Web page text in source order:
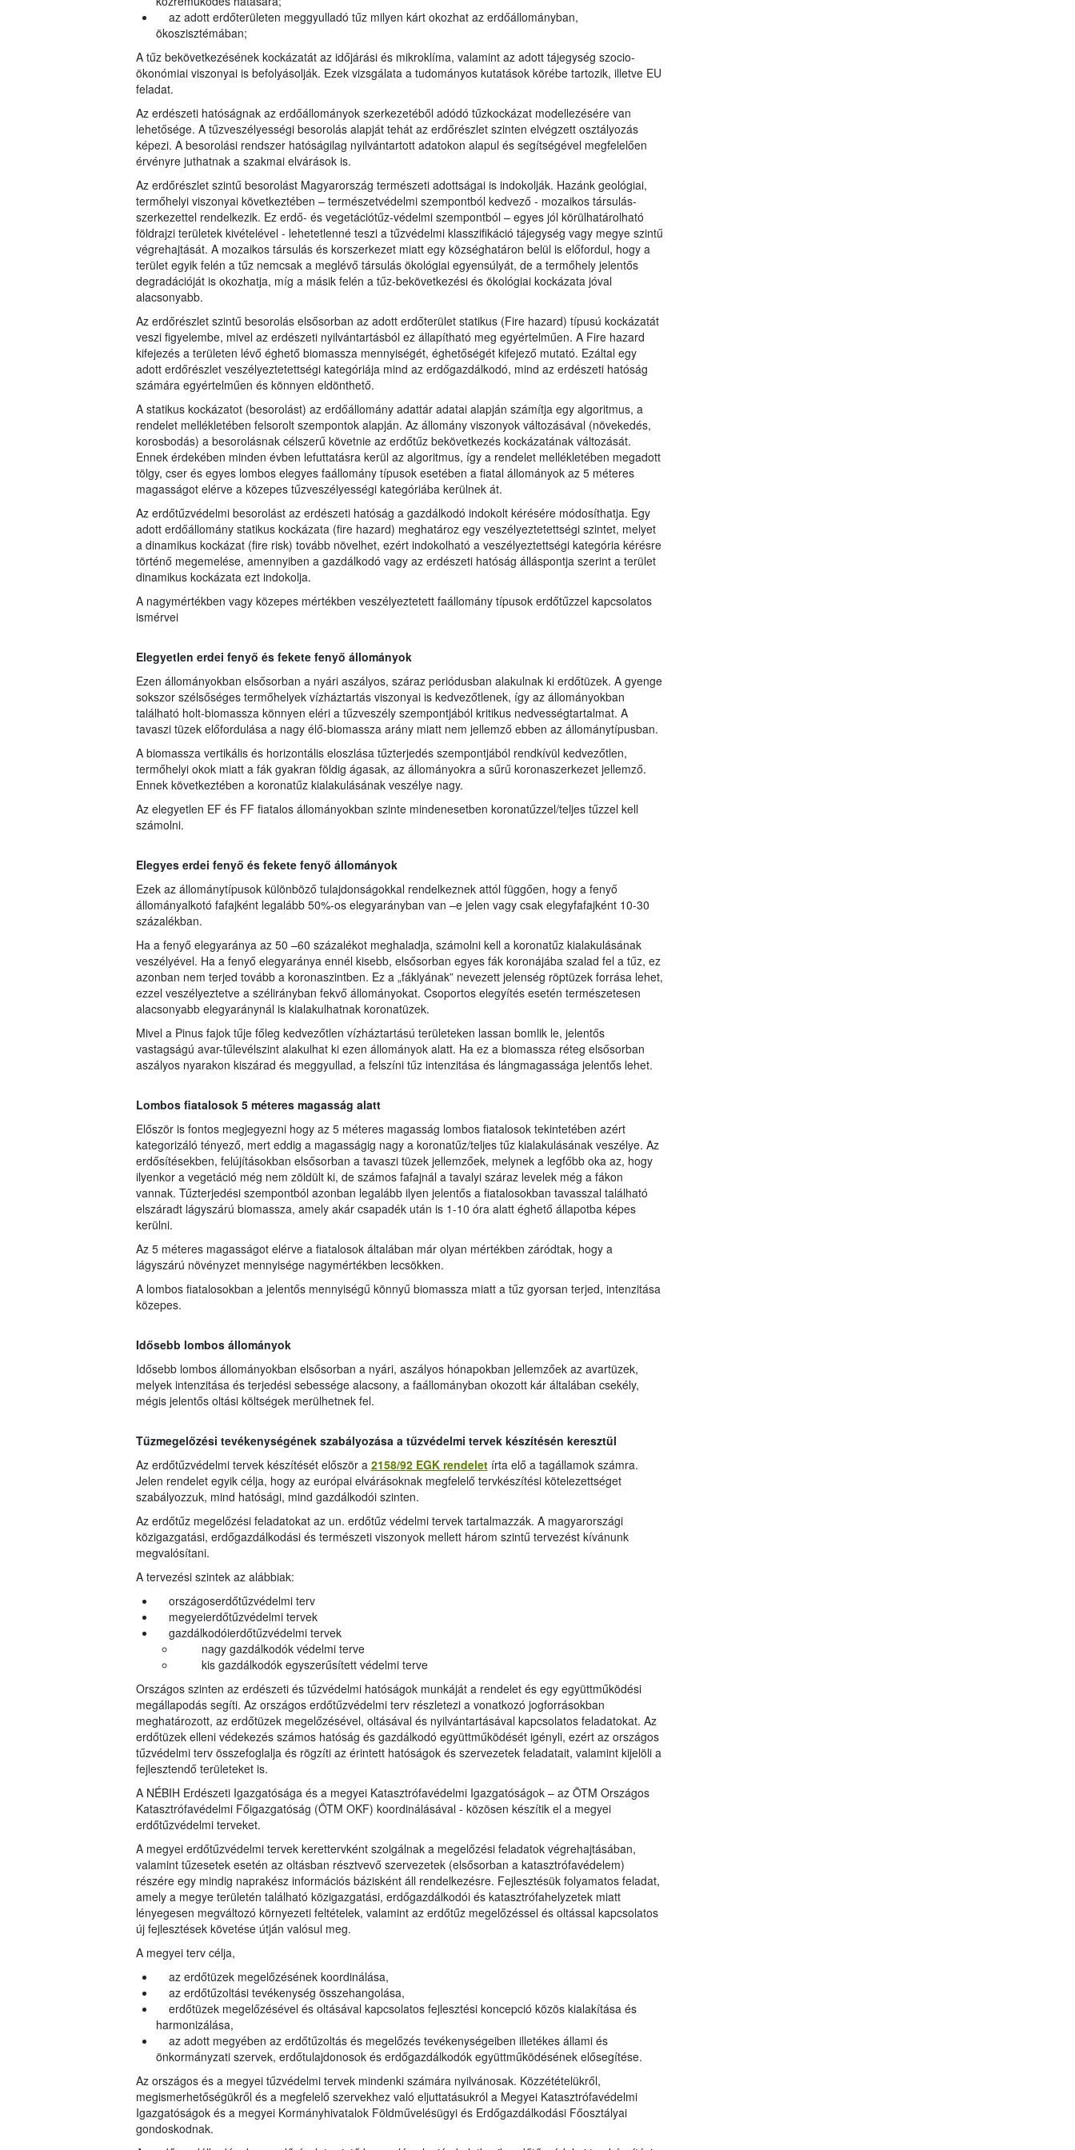
az adott erdőterületen meggyulladó tűz milyen kárt okozhat az erdőállományban,
ökoszisztémában;
A tűz bekövetkezésének kockázatát az időjárási és mikroklíma, valamint az adott tájegység szocio-
ökonómiai viszonyai is befolyásolják. Ezek vizsgálata a tudományos kutatások körébe tartozik, illetve EU
feladat.
Az erdészeti hatóságnak az erdőállományok szerkezetéből adódó tűzkockázat modellezésére van
lehetősége. A tűzveszélyességi besorolás alapját tehát az erdőrészlet szinten elvégzett osztályozás
képezi. A besorolási rendszer hatóságilag nyilvántartott adatokon alapul és segítségével megfelelően
érvényre juthatnak a szakmai elvárások is.
Az erdőrészlet szintű besorolást Magyarország természeti adottságai is indokolják. Hazánk geológiai,
termőhelyi viszonyai következtében – természetvédelmi szempontból kedvező - mozaikos társulás-
szerkezettel rendelkezik. Ez erdő- és vegetációtűz-védelmi szempontból – egyes jól körülhatárolható
földrajzi területek kivételével - lehetetlenné teszi a tűzvédelmi klasszifikáció tájegység vagy megye szintű
végrehajtását. A mozaikos társulás és korszerkezet miatt egy községhatáron belül is előfordul, hogy a
terület egyik felén a tűz nemcsak a meglévő társulás ökológiai egyensúlyát, de a termőhely jelentős
degradációját is okozhatja, míg a másik felén a tűz-bekövetkezési és ökológiai kockázata jóval
alacsonyabb.
Az erdőrészlet szintű besorolás elsősorban az adott erdőterület statikus (Fire hazard) típusú kockázatát
veszi figyelembe, mivel az erdészeti nyilvántartásból ez állapítható meg egyértelműen. A Fire hazard
kifejezés a területen lévő éghető biomassza mennyiségét, éghetőségét kifejező mutató. Ezáltal egy
adott erdőrészlet veszélyeztetettségi kategóriája mind az erdőgazdálkodó, mind az erdészeti hatóság
számára egyértelműen és könnyen eldönthető.
A statikus kockázatot (besorolást) az erdőállomány adattár adatai alapján számítja egy algoritmus, a
rendelet mellékletében felsorolt szempontok alapján. Az állomány viszonyok változásával (növekedés,
korosbodás) a besorolásnak célszerű követnie az erdőtűz bekövetkezés kockázatának változását.
Ennek érdekében minden évben lefuttatásra kerül az algoritmus, így a rendelet mellékletében megadott
tölgy, cser és egyes lombos elegyes faállomány típusok esetében a fiatal állományok az 5 méteres
magasságot elérve a közepes tűzveszélyességi kategóriába kerülnek át.
Az erdőtűzvédelmi besorolást az erdészeti hatóság a gazdálkodó indokolt kérésére módosíthatja. Egy
adott erdőállomány statikus kockázata (fire hazard) meghatároz egy veszélyeztetettségi szintet, melyet
a dinamikus kockázat (fire risk) tovább növelhet, ezért indokolható a veszélyeztettségi kategória kérésre
történő megemelése, amennyiben a gazdálkodó vagy az erdészeti hatóság álláspontja szerint a terület
dinamikus kockázata ezt indokolja.
A nagymértékben vagy közepes mértékben veszélyeztetett faállomány típusok erdőtűzzel kapcsolatos
ismérvei
Elegyetlen erdei fenyő és fekete fenyő állományok
Ezen állományokban elsősorban a nyári aszályos, száraz periódusban alakulnak ki erdőtüzek. A gyenge
sokszor szélsőséges termőhelyek vízháztartás viszonyai is kedvezőtlenek, így az állományokban
található holt-biomassza könnyen eléri a tűzveszély szempontjából kritikus nedvességtartalmat. A
tavaszi tüzek előfordulása a nagy élő-biomassza arány miatt nem jellemző ebben az állománytípusban.
A biomassza vertikális és horizontális eloszlása tűzterjedés szempontjából rendkívül kedvezőtlen,
termőhelyi okok miatt a fák gyakran földig ágasak, az állományokra a sűrű koronaszerkezet jellemző.
Ennek következtében a koronatűz kialakulásának veszélye nagy.
Az elegyetlen EF és FF fiatalos állományokban szinte mindenesetben koronatűzzel/teljes tűzzel kell
számolni.
Elegyes erdei fenyő és fekete fenyő állományok
Ezek az állománytípusok különböző tulajdonságokkal rendelkeznek attól függően, hogy a fenyő
állományalkotó fafajként legalább 50%-os elegyarányban van –e jelen vagy csak elegyfafajként 10-30
százalékban.
Ha a fenyő elegyaránya az 50 –60 százalékot meghaladja, számolni kell a koronatűz kialakulásának
veszélyével. Ha a fenyő elegyaránya ennél kisebb, elsősorban egyes fák koronájába szalad fel a tűz, ez
azonban nem terjed tovább a koronaszintben. Ez a „fáklyának” nevezett jelenség röptüzek forrása lehet,
ezzel veszélyeztetve a szélirányban fekvő állományokat. Csoportos elegyítés esetén természetesen
alacsonyabb elegyaránynál is kialakulhatnak koronatüzek.
Mivel a Pinus fajok tűje főleg kedvezőtlen vízháztartású területeken lassan bomlik le, jelentős
vastagságú avar-tűlevélszint alakulhat ki ezen állományok alatt. Ha ez a biomassza réteg elsősorban
aszályos nyarakon kiszárad és meggyullad, a felszíni tűz intenzitása és lángmagassága jelentős lehet.
Lombos fiatalosok 5 méteres magasság alatt
Először is fontos megjegyezni hogy az 5 méteres magasság lombos fiatalosok tekintetében azért
kategorizáló tényező, mert eddig a magasságig nagy a koronatűz/teljes tűz kialakulásának veszélye. Az
erdősítésekben, felújításokban elsősorban a tavaszi tüzek jellemzőek, melynek a legfőbb oka az, hogy
ilyenkor a vegetáció még nem zöldült ki, de számos fafajnál a tavalyi száraz levelek még a fákon
vannak. Tűzterjedési szempontból azonban legalább ilyen jelentős a fiatalosokban tavasszal található
elszáradt lágyszárú biomassza, amely akár csapadék után is 1-10 óra alatt éghető állapotba képes
kerülni.
Az 5 méteres magasságot elérve a fiatalosok általában már olyan mértékben záródtak, hogy a
lágyszárú növényzet mennyisége nagymértékben lecsökken.
A lombos fiatalosokban a jelentős mennyiségű könnyű biomassza miatt a tűz gyorsan terjed, intenzitása
közepes.
Idősebb lombos állományok
Idősebb lombos állományokban elsősorban a nyári, aszályos hónapokban jellemzőek az avartüzek,
melyek intenzitása és terjedési sebessége alacsony, a faállományban okozott kár általában csekély,
mégis jelentős oltási költségek merülhetnek fel.
Tűzmegelőzési tevékenységének szabályozása a tűzvédelmi tervek készítésén keresztül
Az erdőtűzvédelmi tervek készítését először a 2158/92 EGK rendeletírta elő a tagállamok számra.
Jelen rendelet egyik célja, hogy az európai elvárásoknak megfelelő tervkészítési kötelezettséget
szabályozzuk, mind hatósági, mind gazdálkodói szinten.
Az erdőtűz megelőzési feladatokat az un. erdőtűz védelmi tervek tartalmazzák. A magyarországi
közigazgatási, erdőgazdálkodási és természeti viszonyok mellett három szintű tervezést kívánunk
megvalósítani.
A tervezési szintek az alábbiak:
országoserdőtűzvédelmi terv
megyeierdőtűzvédelmi tervek
gazdálkodóierdőtűzvédelmi tervek
nagy gazdálkodók védelmi terve
kis gazdálkodók egyszerűsített védelmi terve
Országos szinten az erdészeti és tűzvédelmi hatóságok munkáját a rendelet és egy együttműködési
megállapodás segíti. Az országos erdőtűzvédelmi terv részletezi a vonatkozó jogforrásokban
meghatározott, az erdőtüzek megelőzésével, oltásával és nyilvántartásával kapcsolatos feladatokat. Az
erdőtüzek elleni védekezés számos hatóság és gazdálkodó együttműködését igényli, ezért az országos
tűzvédelmi terv összefoglalja és rögzíti az érintett hatóságok és szervezetek feladatait, valamint kijelöli a
fejlesztendő területeket is.
A NÉBIH Erdészeti Igazgatósága és a megyei Katasztrófavédelmi Igazgatóságok – az ÖTM Országos
Katasztrófavédelmi Főigazgatóság (ÖTM OKF) koordinálásával - közösen készítik el a megyei
erdőtűzvédelmi terveket.
A megyei erdőtűzvédelmi tervek kerettervként szolgálnak a megelőzési feladatok végrehajtásában,
valamint tűzesetek esetén az oltásban résztvevő szervezetek (elsősorban a katasztrófavédelem)
részére egy mindig naprakész információs bázisként áll rendelkezésre. Fejlesztésük folyamatos feladat,
amely a megye területén található közigazgatási, erdőgazdálkodói és katasztrófahelyzetek miatt
lényegesen megváltozó környezeti feltételek, valamint az erdőtűz megelőzéssel és oltással kapcsolatos
új fejlesztések követése útján valósul meg.
A megyei terv célja,
az erdőtüzek megelőzésének koordinálása,
az erdőtűzoltási tevékenység összehangolása,
erdőtüzek megelőzésével és oltásával kapcsolatos fejlesztési koncepció közös kialakítása és
harmonizálása,
az adott megyében az erdőtűzoltás és megelőzés tevékenységeiben illetékes állami és
önkormányzati szervek, erdőtulajdonosok és erdőgazdálkodók együttműködésének elősegítése.
Az országos és a megyei tűzvédelmi tervek mindenki számára nyilvánosak. Közzétételükről,
megismerhetőségükről és a megfelelő szervekhez való eljuttatásukról a Megyei Katasztrófavédelmi
Igazgatóságok és a megyei Kormányhivatalok Földművelésügyi és Erdőgazdálkodási Főosztályai
gondoskodnak.